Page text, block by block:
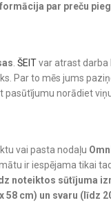
par preču
ŠEITvar atrast darba
Par to mēs jums
norādiet
vai pasta nodaļu
ir iespējama tikai
noteiktos sūtījuma
cm) un svaru (līdz